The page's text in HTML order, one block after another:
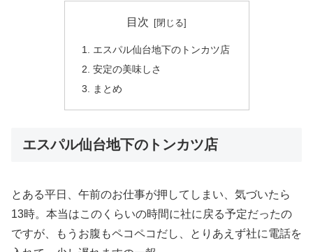
目次
エスパル仙台地下のトンカツ店
安定の美味しさ
まとめ
エスパル仙台地下のトンカツ店
とある平日、午前のお仕事が押してしまい、気づいたら
13時。本当はこのくらいの時間に社に戻る予定だったの
ですが、もうお腹もペコペコだし、とりあえず社に電話を